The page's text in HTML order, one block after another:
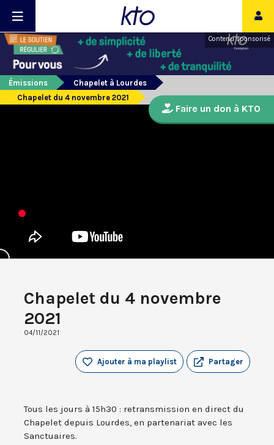
Contenu sponsorisé
Émissions
Chapelet à Lourdes
Chapelet du 4 novembre 2021
Chapelet du 4 novembre
2021
04/11/2021
Partager
Ajouter à ma playlist
Tous les jours à 15h30 : retransmission en direct du
Chapelet depuis Lourdes, en partenariat avec les
Sanctuaires.
Faire un don à KTO